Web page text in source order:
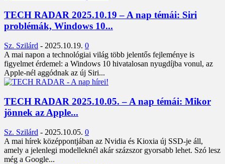
TECH RADAR 2025.10.19 – A nap témái: Siri
problémák, Windows 10...
Sz. Szilárd - 2025.10.19. 0
A mai napon a technológiai világ több jelentős fejleménye is
figyelmet érdemel: a Windows 10 hivatalosan nyugdíjba vonul, az
Apple-nél aggódnak az új Siri...
TECH RADAR 2025.10.05. – A nap témái: Mikor
jönnek az Apple...
Sz. Szilárd - 2025.10.05. 0
A mai hírek középpontjában az Nvidia és Kioxia új SSD-je áll,
amely a jelenlegi modelleknél akár százszor gyorsabb lehet. Szó lesz
még a Google...